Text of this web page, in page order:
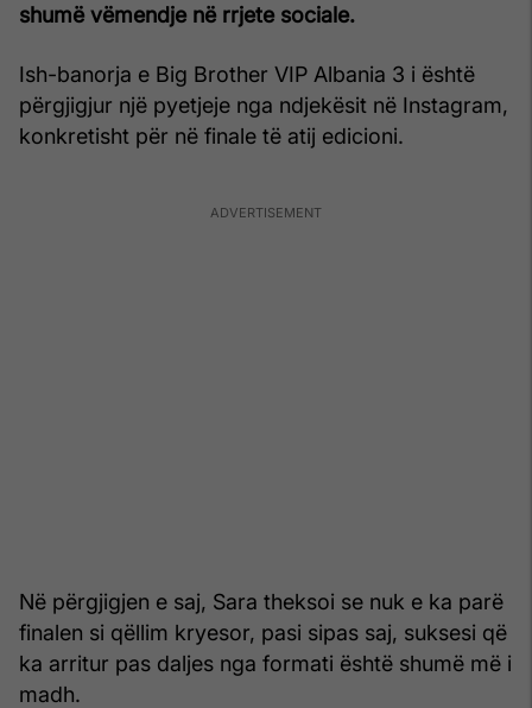
shumë vëmendje në rrjete sociale.
Ish-banorja e Big Brother VIP Albania 3 i është
përgjigjur një pyetjeje nga ndjekësit në Instagram,
konkretisht për në finale të atij edicioni.
Në përgjigjen e saj, Sara theksoi se nuk e ka parë
finalen si qëllim kryesor, pasi sipas saj, suksesi që
ka arritur pas daljes nga formati është shumë më i
madh.